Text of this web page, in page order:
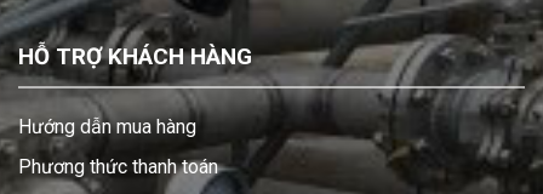
HỖ TRỢ KHÁCH HÀNG
Hướng dẫn mua hàng
Phương thức thanh toán